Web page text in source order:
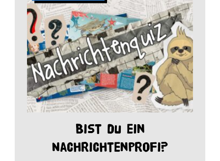
Bist du ein
Nachrichtenprofi?